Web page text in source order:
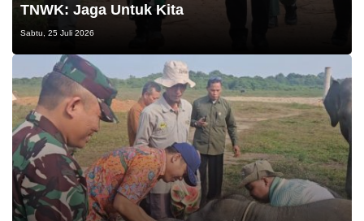
TNWK: Jaga Untuk Kita
Sabtu, 25 Juli 2026